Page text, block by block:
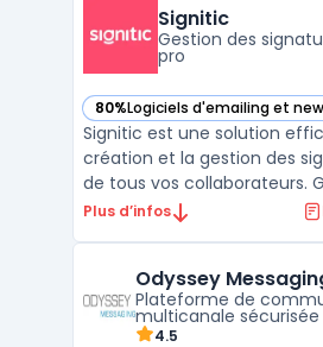
impliqués dans la gestion de
prospection. En centralisan ...
Signitic
Gestion des
pro
80%Logiciels d'emailing et
— voir Signitic dans cette
Signitic est une solution
création et la gestion des
de tous vos collaborateurs.
interface unique, cette
cohérence dans la
votre entrepri ...
Plus d’infos
Odyssey
Plateforme de
multicanale sécurisée
4.5